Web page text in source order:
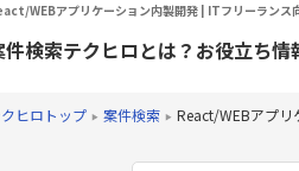
WEBアプリケーション内製開発 | ITフリーランス
件検索テクヒロとは？ お役立ち情
ヒロトップ 案件検索 React/WEBアプリ